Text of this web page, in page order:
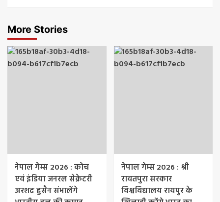
More Stories
नेपाल गेम्स 2026 : कोच
एवं इंडिया जनरल सेक्रेटरी
अरशद हुसैन संभालेंगे
नेपाल गेम्स 2026 : श्री
रावतपुरा सरकार
विश्वविद्यालय रायपुर के